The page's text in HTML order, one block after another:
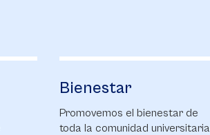
Bienestar
Promovemos el bienestar de
toda la comunidad universitaria